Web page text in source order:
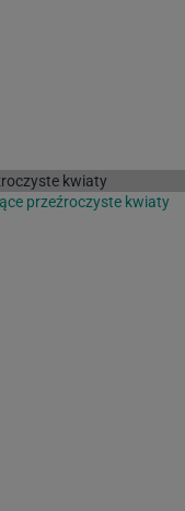
przeźroczyste kwiaty